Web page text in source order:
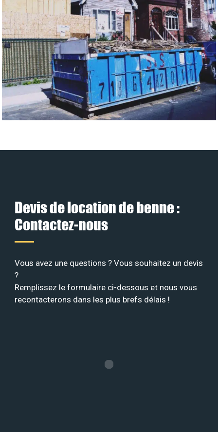
Devis de location de benne :
Contactez-nous
Vous avez une questions ? Vous souhaitez un devis
?
Remplissez le formulaire ci-dessous et nous vous
recontacterons dans les plus brefs délais !